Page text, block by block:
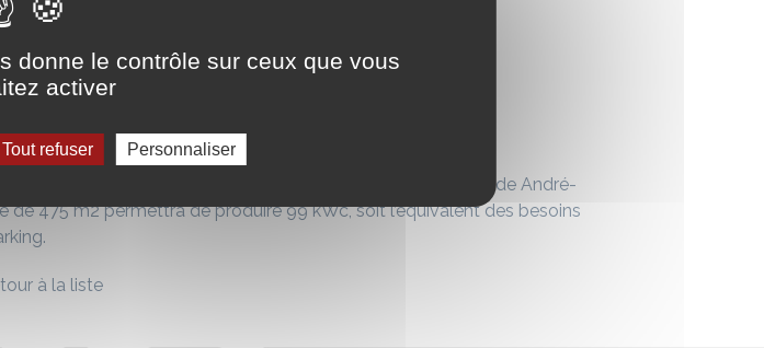
70 mètres de long et 7 mètres de large sur le parking du stade André-
475 m2 permettra de produire 99 kWc, soit l’équivalent des besoins
à la liste
donne le contrôle sur ceux que vous
activer
Tout refuser Personnaliser